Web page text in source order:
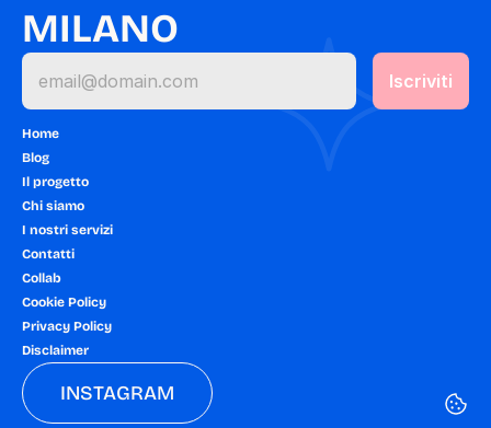
MILANO
Home
Blog
Il progetto
Chi siamo
I nostri servizi
Contatti
Collab
Cookie Policy
Privacy Policy
Disclaimer
INSTAGRAM